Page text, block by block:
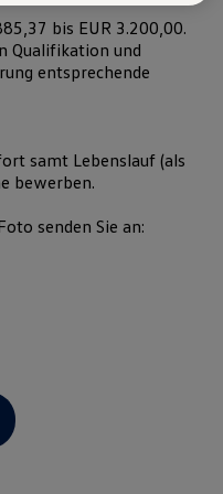
bis EUR 3.200,00.
Qualifikation und
entsprechende
samt Lebenslauf (als
bewerben.
senden Sie an:
Cookie-Einstellungen. Sie
der Webseite.
Cookies werden
Sofern Sie über
Website gelangen,
dem explizit zugestimmt
Porsche Inter Auto